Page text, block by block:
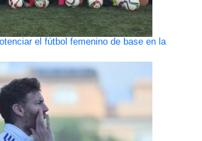
el fútbol femenino de base en la